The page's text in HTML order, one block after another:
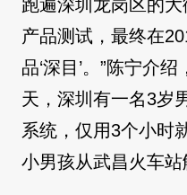
跑遍深圳龙岗区的
产品测试，最终在
品‘深目’。”陈宁介
天，深圳有一名3岁
系统，仅用3个小时
小男孩从武昌火车站